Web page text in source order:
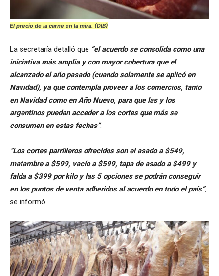
El precio de la carne en la mira. (DIB)
La secretaría detalló que “el acuerdo se consolida como una
iniciativa más amplia y con mayor cobertura que el
alcanzado el año pasado (cuando solamente se aplicó en
Navidad), ya que contempla proveer a los comercios, tanto
en Navidad como en Año Nuevo, para que las y los
argentinos puedan acceder a los cortes que más se
consumen en estas fechas”.
“Los cortes parrilleros ofrecidos son el asado a $549,
matambre a $599, vacío a $599, tapa de asado a $499 y
falda a $399 por kilo y las 5 opciones se podrán conseguir
en los puntos de venta adheridos al acuerdo en todo el país”,
se informó.